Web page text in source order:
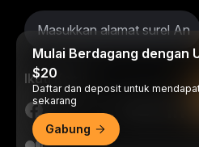
Ikuti Kami
Mulai Berdagang dengan
$20
Daftar dan deposit untuk
sekarang
Gabung